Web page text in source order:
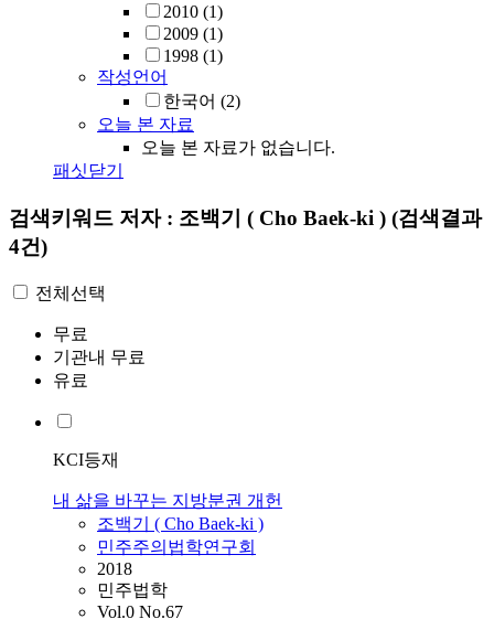
2010 (1)
2009 (1)
1998 (1)
작성언어
한국어 (2)
오늘 본 자료
오늘 본 자료가 없습니다.
패싯닫기
검색키워드 저자 : 조백기 ( Cho Baek-ki ) (검색결과
4건)
전체선택
무료
기관내 무료
유료
KCI등재
내 삶을 바꾸는 지방분권 개헌
조백기
( Cho Baek-ki )
민주주의법학연구회
2018
민주법학
Vol.0 No.67